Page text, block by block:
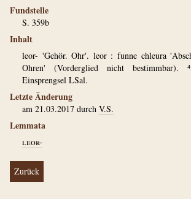
Fundstelle
S. 359b
Inhalt
leor- 'Gehör. Ohr'. leor : funne chleura
Ohren' (Vorderglied nicht bestimmbar).
Einsprengsel LSal.
Letzte Änderung
am 21.03.2017 durch V.S.
Lemmata
leor-
Zurück